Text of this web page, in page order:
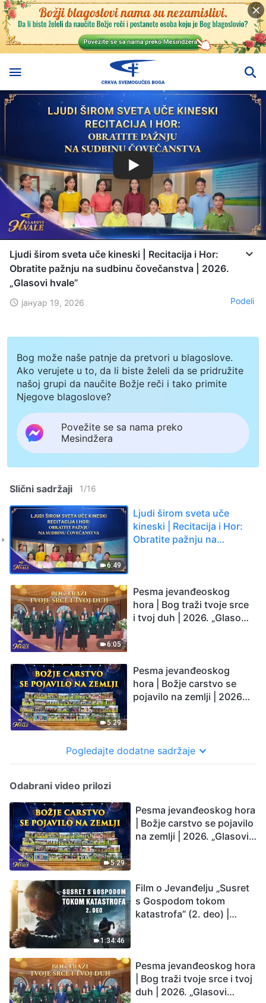
Ljudi širom sveta uče kineski | Recitacija i Hor:
Obratite pažnju na sudbinu čovečanstva | 2026.
„Glasovi hvale”
јануар 19, 2026 Podeli
Bog može naše patnje da pretvori u blagoslove.
Ako verujete u to, da li biste želeli da se pridružite
našoj grupi da naučite Božje reči i tako primite
Njegove blagoslove?
Povežite se sa nama preko
Mesindžera
Slični sadržaji 1/16
6:49
Ljudi širom sveta uče
kineski | Recitacija i Hor:
Obratite pažnju na
6:05
Pesma jevanđeoskog
hora | Bog traži tvoje srce
i tvoj duh | 2026. „Glasovi
5:29
Pesma jevanđeoskog
hora | Božje carstvo se
pojavilo na zemlji | 2026.
Pogledajte dodatne sadržaje
Odabrani video prilozi
5:29
Pesma jevanđeoskog hora
| Božje carstvo se pojavilo
na zemlji | 2026. „Glasovi
1:34:46
Film o Jevanđelju „Susret
s Gospodom tokom
katastrofa” (2. deo) |
Čovečanstvo ulazi u
odbrojavanje. Da li ste
pronašli način da
Pesma jevanđeoskog hora
| Bog traži tvoje srce i tvoj
duh | 2026. „Glasovi